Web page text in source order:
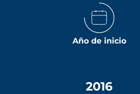
Año de inicio
2016